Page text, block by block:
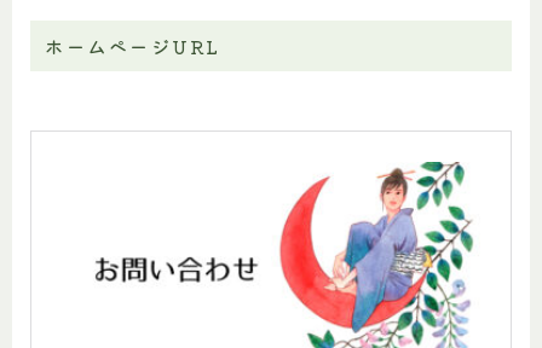
ホームページURL